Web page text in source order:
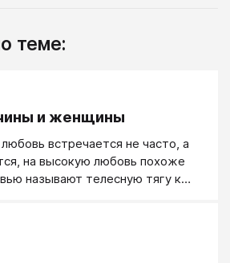
теме:
и женщины
встречается не часто, а
на высокую любовь похоже
называют телесную тягу к
как о высоких отношениях между
любят помечтать, чтобы